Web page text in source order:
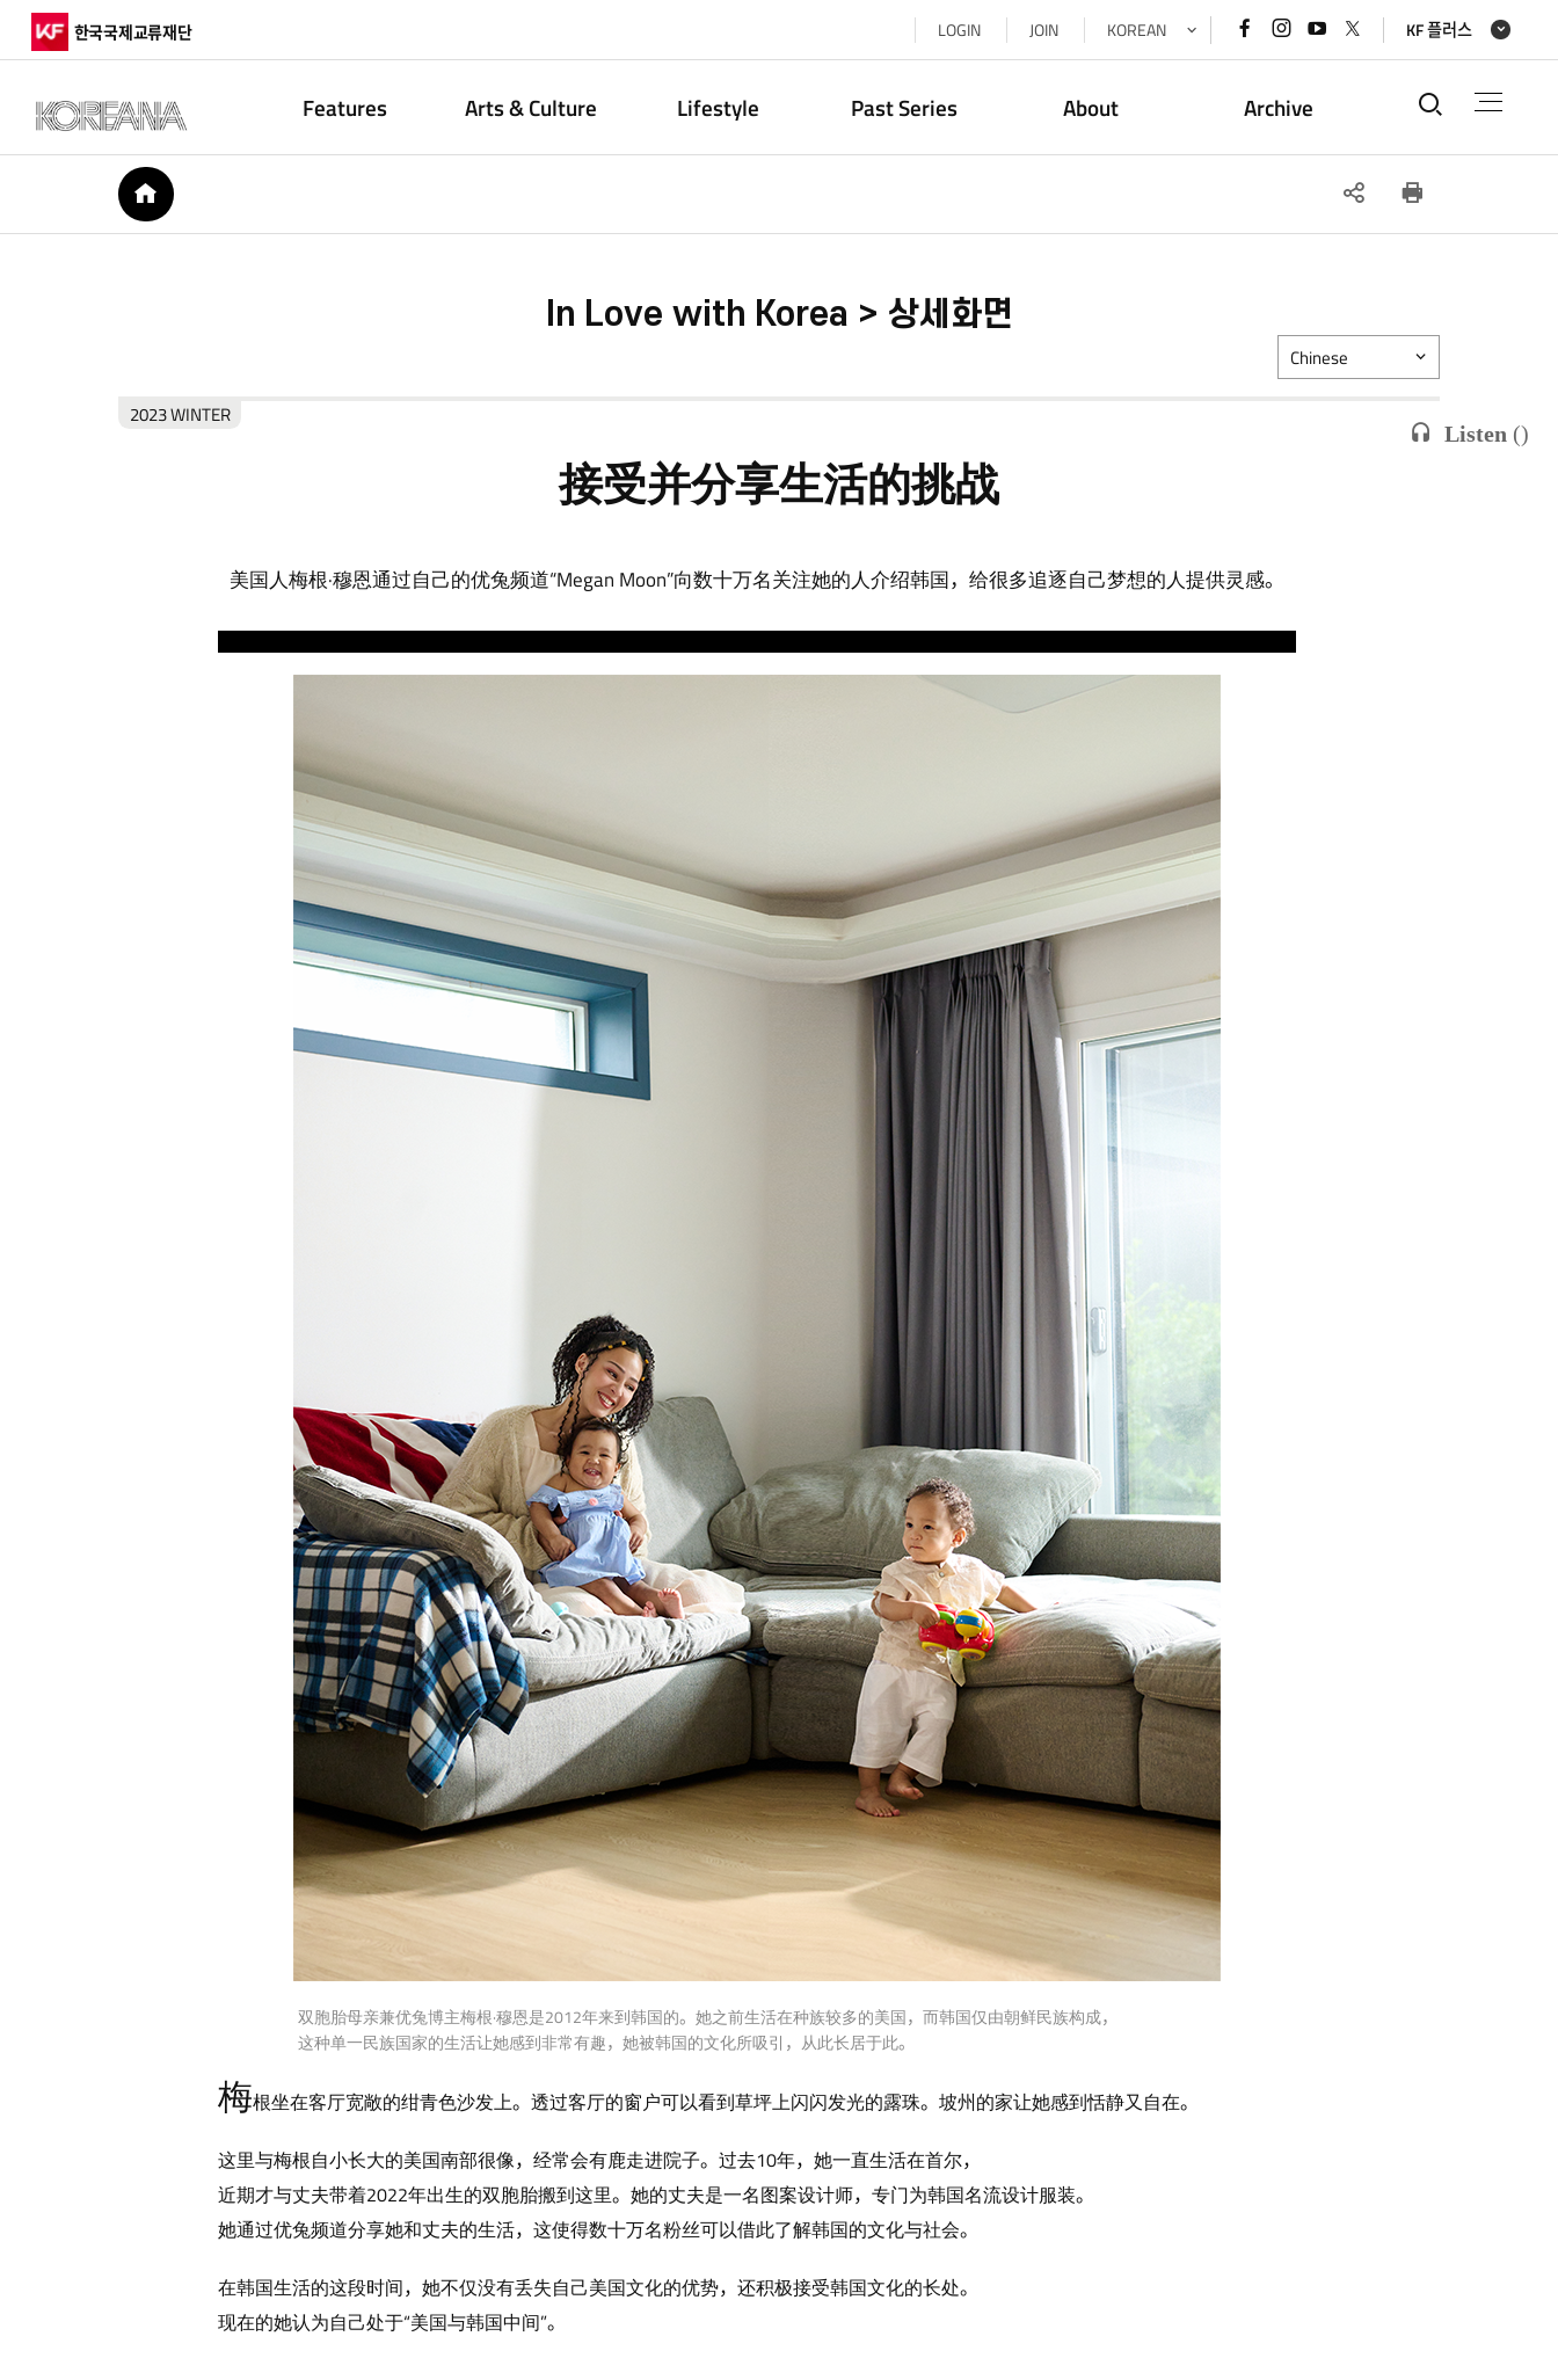
한국국제교류재단 LOGIN JOIN KOREAN 페이스북
바로가기
인스타그램
바로가기
유튜브
바로가기
x(트위터)
바로가기
KF 플러스
Features Arts & Culture Lifestyle Past Series About Archive 통합검
HOME SNS
In Love with Korea > 상세화면
Listen ()
2023 WINTER
Chinese
接受并分享生活的挑战
美国人梅根·穆恩通过自己的优兔频道“Megan Moon”向数十万名关注她的人介绍韩国，给很多追逐自己梦想的人提供灵感。
双胞胎母亲兼优兔博主梅根·穆恩是2012年来到韩国的。她之前生活在种族较多的美国，而韩国仅由朝鲜民族构成，
这种单一民族国家的生活让她感到非常有趣，她被韩国的文化所吸引，从此长居于此。
梅根坐在客厅宽敞的绀青色沙发上。透过客厅的窗户可以看到草坪上闪闪发光的露珠。坡州的家让她感到恬静又自在。
这里与梅根自小长大的美国南部很像，经常会有鹿走进院子。过去10年，她一直生活在首尔，
近期才与丈夫带着2022年出生的双胞胎搬到这里。她的丈夫是一名图案设计师，专门为韩国名流设计服装。
她通过优兔频道分享她和丈夫的生活，这使得数十万名粉丝可以借此了解韩国的文化与社会。
在韩国生活的这段时间，她不仅没有丢失自己美国文化的优势，还积极接受韩国文化的长处。
现在的她认为自己处于“美国与韩国中间”。